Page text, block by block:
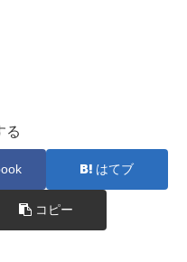
る
はてブ
コピー